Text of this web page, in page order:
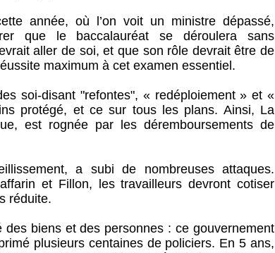
année, où l’on voit un ministre dépassé,
que le baccalauréat se déroulera sans
aller de soi, et que son rôle devrait être de
maximum à cet examen essentiel.
soi-disant "refontes", « redéploiement » et «
protégé, et ce sur tous les plans. Ainsi, La
est rognée par les déremboursements de
a subi de nombreuses attaques.
et Fillon, les travailleurs devront cotiser
réduite.
biens et des personnes : ce gouvernement
plusieurs centaines de policiers. En 5 ans,